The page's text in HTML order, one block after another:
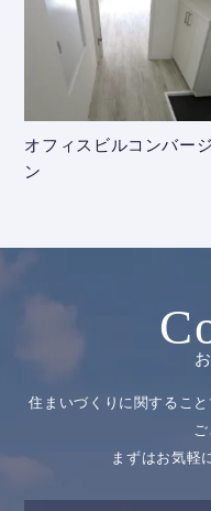
オフィスビルコンバー
ン
住まいづくりに関するこ
ご
まずはお気軽